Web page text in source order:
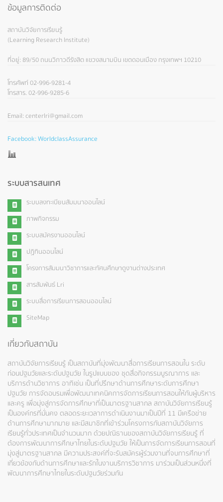
ข้อมูลการติดต่อ
สถาบันวิจัยการเรียนรู้
(Learning Research Institute)
ที่อยู่: 89/50 ถนนวิภาวดีรังสิต แขวงสนามบิน เขตดอนเมือง กรุงเทพฯ 10210
โทรศัพท์ 02-996-9281-4
โทรสาร. 02-996-9285-6
Email: centerlri@gmail.com
Facebook: WorldclassAssurance
ระบบสารสนเทศ
ระบบลงทะเบียนสัมมนาออนไลน์
ภาพกิจกรรม
ระบบสมัครงานออนไลน์
ปฏิทินออนไลน์
โครงการสัมมนาวิชาการและทัศนศึกษาดูงานต่างประเทศ
สารสัมพันธ์ Lri
ระบบสื่อการเรียนการสอนออนไลน์
SiteMap
เกี่ยวกับสถาบัน
สถาบันวิจัยการเรียนรู้ เป็นสถาบันที่มุ่งพัฒนาสื่อการเรียนการสอนใน ระดับ
ก่อนปฐมวัยและระดับปฐมวัย ในรูปแบบของ ชุดสื่อกิจกรรมบูรณาการ และ
บริการด้านวิชาการ อาทิเช่น เป็นที่ปรึกษาด้านการศึกษาระดับการศึกษา
ปฐมวัย การจัดอบรมเพื่อพัฒนาเทคนิคการจัดการเรียนการสอนให้กับผู้บริหาร
และครู เพื่อมุ่งสู่การจัดการศึกษาที่เป็นมาตรฐานสากล สถาบันวิจัยการเรียนรู้
เป็นองค์กรที่มั่นคง ตลอดระยะเวลาการดำเนินงานมาเป็นปีที่ 11 มีเครือข่าย
ด้านการศึกษามากมาย และมีสมาชิกที่เข้าร่วมโครงการกับสถาบันวิจัยการ
เรียนรู้ทั่วประเทศเป็นจำนวนมาก ด้วยปณิธานของสถาบันวิจัยการเรียนรู้ ที่
ต้องการพัฒนาการศึกษาไทยในระดับปฐมวัย ให้เป็นการจัดการเรียนการสอนที่
มุ่งสู่มาตรฐานสากล มีความประสงค์ที่จะรับสมัครผู้ร่วมงานที่จบการศึกษาที่
เกี่ยวข้องกับด้านการศึกษาและรักในงานบริการวิชาการ มาร่วมเป็นส่วนหนึ่งที่
พัฒนาการศึกษาไทยในระดับปฐมวัยร่วมกัน